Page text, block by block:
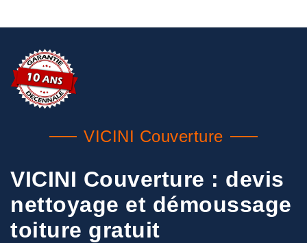
VICINI Couverture
VICINI Couverture : devis
nettoyage et démoussage
toiture gratuit